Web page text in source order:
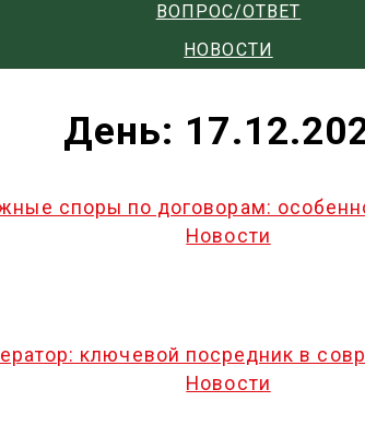
ВОПРОС/ОТВЕТ
НОВОСТИ
День:
споры по договорам:
Новости
ключевой посредник в
Новости